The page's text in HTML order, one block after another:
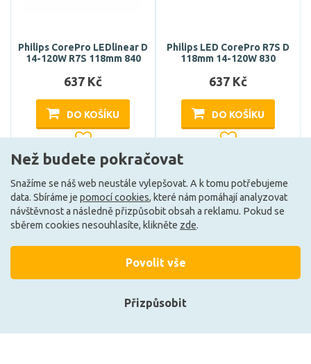
Philips CorePro LEDlinear D
14-120W R7S 118mm 840
637 Kč
DO KOŠÍKU
Philips LED CorePro R7S D
118mm 14-120W 830
637 Kč
DO KOŠÍKU
E E
Než budete pokračovat
Snažíme se náš web neustále vylepšovat. A k tomu potřebujeme
data. Sbíráme je pomocí cookies, které nám pomáhají analyzovat
návštěvnost a následně přizpůsobit obsah a reklamu. Pokud se
sběrem cookies nesouhlasíte, klikněte zde.
Přizpůsobit
Povolit vše